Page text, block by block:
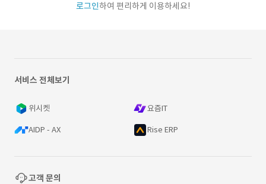
로그인하여 편리하게 이용하세요!
서비스 전체보기
위시켓 요즘IT
AIDP - AX Rise ERP
고객 문의